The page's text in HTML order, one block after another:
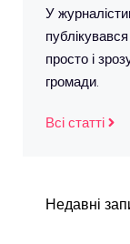
У
просто і
громади.
Всі статті
Недавні